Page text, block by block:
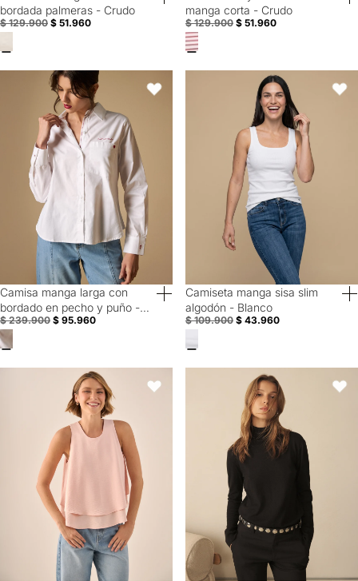
bordada palmeras - Crudo
$ 129.900 $ 51.960
manga corta - Crudo
$ 129.900 $ 51.960
Camisa manga larga con bordado en pecho y puño - Blanco
60% Off
Camisa manga larga con
bordado en pecho y puño -
Blanco
$ 239.900 $ 95.960
Favoritos
Camiseta manga sisa slim
60% Off
Camiseta manga sisa slim
algodón - Blanco
$ 109.900 $ 43.960
Blusa Rosa Doble Capa Sin Mangas - Rosa
Favoritos
Buzo tejido de cuello alto para